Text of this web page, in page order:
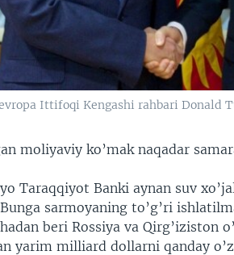
Ittifoqi Kengashi rahbari Donald
moliyaviy ko’mak naqadar
Taraqqiyot Banki aynan suv
sarmoyaning to’g’ri
beri Rossiya va Qirg’iziston
yarim milliard dollarni qanday